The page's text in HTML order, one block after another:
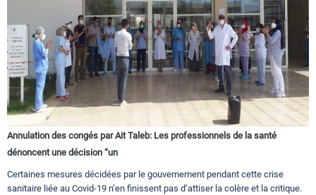
Annulation des congés par Ait Taleb: Les professionnels de la santé
dénoncent une décision “un
Certaines mesures décidées par le gouvernement pendant cette crise
sanitaire liée au Covid-19 n’en finissent pas d’attiser la colère et la critique.